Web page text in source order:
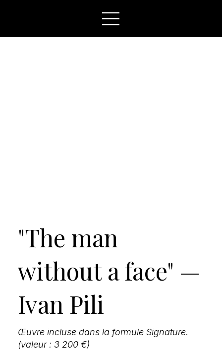
"The man
without a face" —
Ivan Pili
Œuvre incluse dans la formule Signature.
(valeur : 3 200 €)